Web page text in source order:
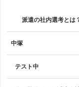
派遣の社内選考とは
中塚
テスト中